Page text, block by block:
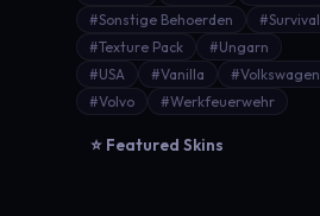
#Sonstige Behoerden
#Survival
#Texture Pack
#Ungarn
#USA
#Vanilla
#Volkswagen
#Volvo
#Werkfeuerwehr
⭐ Featured Skins